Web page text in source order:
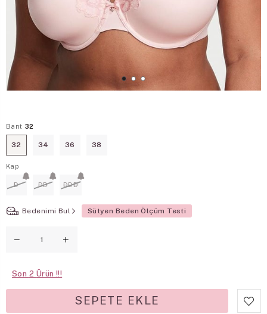
Bant 32
32 34 36 38
Kap
D DD DDD
Bedenimi Bul Sütyen Beden Ölçüm Testi
Son 2